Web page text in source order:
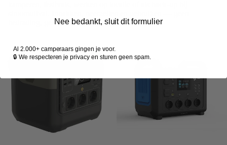
bedrading, geen montage, geen gedoe.
Nee bedankt, sluit dit formulier
Al 2.000+ camperaars gingen je voor.
🔒 We respecteren je privacy en sturen geen spam.